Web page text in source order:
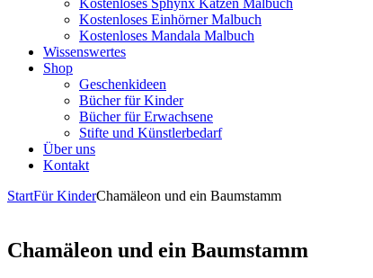
Kostenloses Sphynx Katzen Malbuch
Kostenloses Einhörner Malbuch
Kostenloses Mandala Malbuch
Wissenswertes
Shop
Geschenkideen
Bücher für Kinder
Bücher für Erwachsene
Stifte und Künstlerbedarf
Über uns
Kontakt
StartFür KinderChamäleon und ein Baumstamm
Chamäleon und ein Baumstamm